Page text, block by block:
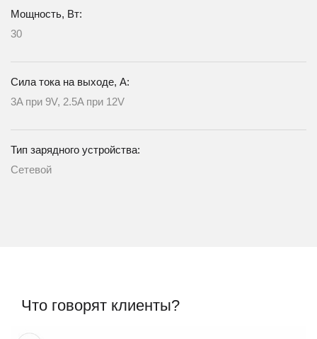
Мощность, Вт:
30
Сила тока на выходе, А:
3A при 9V, 2.5A при 12V
Тип зарядного устройства:
Сетевой
Что говорят клиенты?